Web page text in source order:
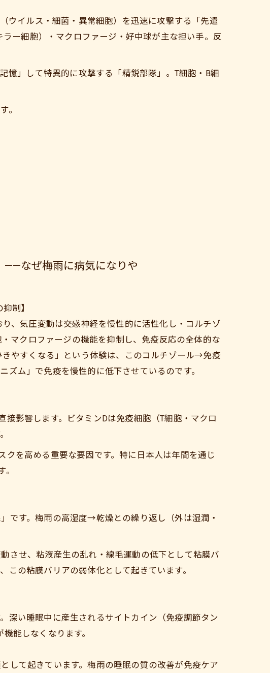
ウイルス・細菌・異常細胞）を迅速に攻撃する「先遣
ー細胞）・マクロファージ・好中球が主な担い手。反
憶」して特異的に攻撃する「精鋭部隊」。T細胞・B細
。
なぜ梅雨に病気になりや
制】
、気圧変動は交感神経を慢性的に活性化し・コルチゾ
マクロファージの機能を抑制し、免疫反応の全体的な
やすくなる」という体験は、このコルチゾール→免疫
ム」で免疫を慢性的に低下させているのです。
影響します。ビタミンDは免疫細胞（T細胞・マクロ
を高める重要な要因です。特に日本人は年間を通じ
です。梅雨の高湿度→乾燥との繰り返し（外は湿潤・
させ、粘液産生の乱れ・線毛運動の低下として粘膜バ
の粘膜バリアの弱体化として起きています。
深い睡眠中に産生されるサイトカイン（免疫調節タン
能しなくなります。
して起きています。梅雨の睡眠の質の改善が免疫ケア